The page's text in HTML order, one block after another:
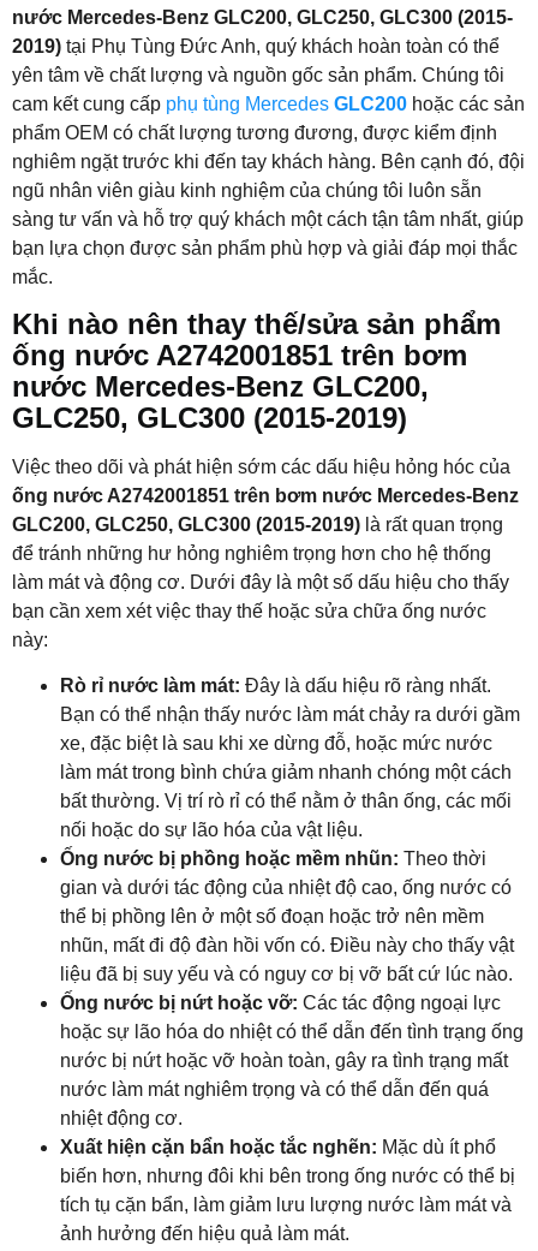
nước Mercedes-Benz GLC200, GLC250, GLC300 (2015-
2019) tại Phụ Tùng Đức Anh, quý khách hoàn toàn có thể
yên tâm về chất lượng và nguồn gốc sản phẩm. Chúng tôi
cam kết cung cấp phụ tùng Mercedes GLC200 hoặc các sản
phẩm OEM có chất lượng tương đương, được kiểm định
nghiêm ngặt trước khi đến tay khách hàng. Bên cạnh đó, đội
ngũ nhân viên giàu kinh nghiệm của chúng tôi luôn sẵn
sàng tư vấn và hỗ trợ quý khách một cách tận tâm nhất, giúp
bạn lựa chọn được sản phẩm phù hợp và giải đáp mọi thắc
mắc.
Khi nào nên thay thế/sửa sản phẩm
ống nước A2742001851 trên bơm
nước Mercedes-Benz GLC200,
GLC250, GLC300 (2015-2019)
Việc theo dõi và phát hiện sớm các dấu hiệu hỏng hóc của
ống nước A2742001851 trên bơm nước Mercedes-Benz
GLC200, GLC250, GLC300 (2015-2019) là rất quan trọng
để tránh những hư hỏng nghiêm trọng hơn cho hệ thống
làm mát và động cơ. Dưới đây là một số dấu hiệu cho thấy
bạn cần xem xét việc thay thế hoặc sửa chữa ống nước
này:
Rò rỉ nước làm mát: Đây là dấu hiệu rõ ràng nhất.
Bạn có thể nhận thấy nước làm mát chảy ra dưới gầm
xe, đặc biệt là sau khi xe dừng đỗ, hoặc mức nước
làm mát trong bình chứa giảm nhanh chóng một cách
bất thường. Vị trí rò rỉ có thể nằm ở thân ống, các mối
nối hoặc do sự lão hóa của vật liệu.
Ống nước bị phồng hoặc mềm nhũn: Theo thời
gian và dưới tác động của nhiệt độ cao, ống nước có
thể bị phồng lên ở một số đoạn hoặc trở nên mềm
nhũn, mất đi độ đàn hồi vốn có. Điều này cho thấy vật
liệu đã bị suy yếu và có nguy cơ bị vỡ bất cứ lúc nào.
Ống nước bị nứt hoặc vỡ: Các tác động ngoại lực
hoặc sự lão hóa do nhiệt có thể dẫn đến tình trạng ống
nước bị nứt hoặc vỡ hoàn toàn, gây ra tình trạng mất
nước làm mát nghiêm trọng và có thể dẫn đến quá
nhiệt động cơ.
Xuất hiện cặn bẩn hoặc tắc nghẽn: Mặc dù ít phổ
biến hơn, nhưng đôi khi bên trong ống nước có thể bị
tích tụ cặn bẩn, làm giảm lưu lượng nước làm mát và
ảnh hưởng đến hiệu quả làm mát.